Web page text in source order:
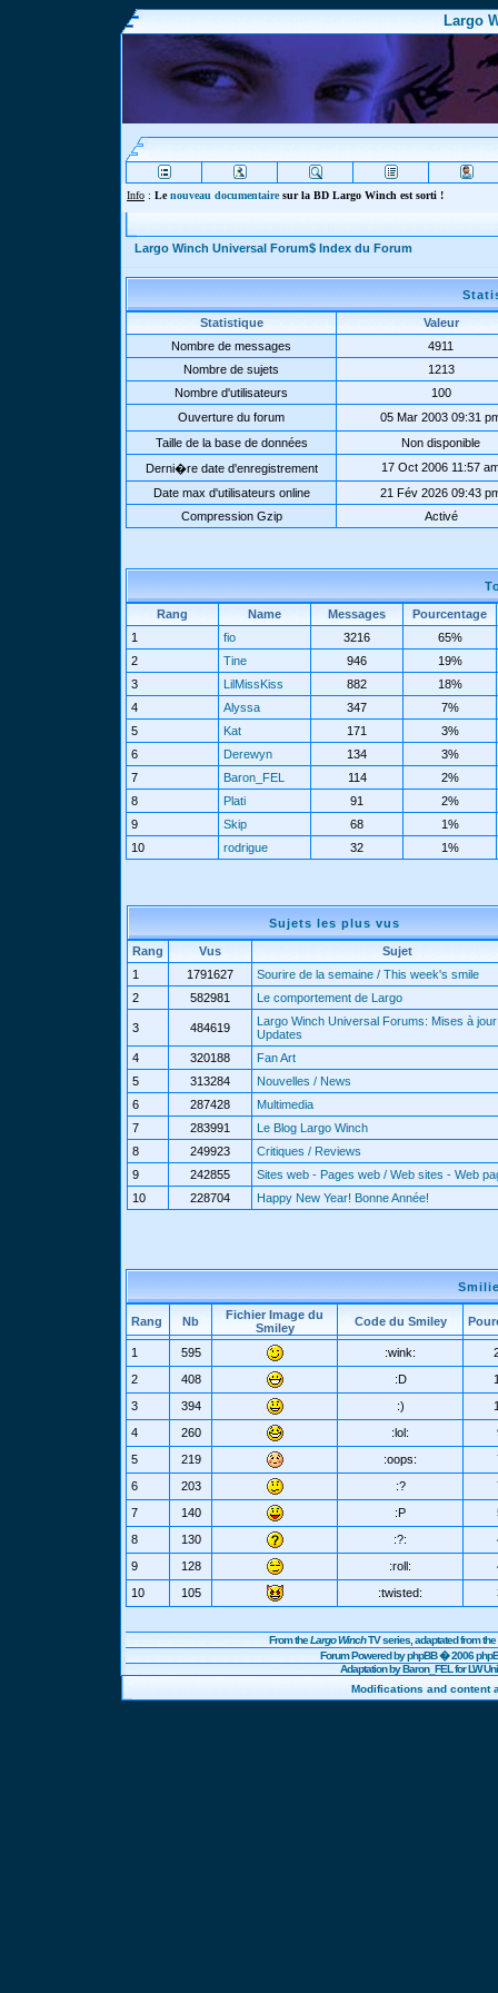
Largo
Info : Lenouveau documentairesur la BD Largo Winch est sorti !
Largo Winch Universal Forum$ Index du Forum
Statistique
Valeur
Nombre de messages
4911
Nombre de sujets
1213
Nombre d'utilisateurs
100
Ouverture du forum
05 Mar 2003 09:31
Taille de la base de données
Non disponible
Derni�re date d'enregistrement
17 Oct 2006 11:57
Date max d'utilisateurs online
21 Fév 2026 09:43
Compression Gzip
Activé
Rang Name Messages
Pourcentage
1
fio 3216
65%
2
Tine 946
19%
3
LilMissKiss 882
18%
4
Alyssa 347
7%
5
Kat 171
3%
6
Derewyn 134
3%
7
Baron_FEL 114
2%
8
Plati 91
2%
9
Skip 68
1%
10
rodrigue 32 1%
Sujets les plus vus
Rang Vus
Sujet
1
1791627
Sourire de la semaine / This week's smile
2
582981 Le comportement de Largo
3 484619
Largo Winch Universal Forums: Mises à
Updates
4
320188
Fan Art
5
313284
Nouvelles / News
6
287428
Multimedia
7
283991
Le Blog Largo Winch
8
249923
Critiques / Reviews
9
242855
Sites web - Pages web / Web sites - Web
10
228704 Happy New Year! Bonne Année!
Rang Nb
Fichier Image du
Smiley
Code du Smiley
1 595 :wink:
2
408 :D
3
394 :)
4
260 :lol:
5
219 :oops:
6
203 :?
7
140 :P
8
130 :?:
9
128 :roll:
10
105 :twisted:
From theLargo WinchTV series, adaptated from
Forum Powered byphpBB� 2006
Adaptation by Baron_FEL for LW
Modifications and content